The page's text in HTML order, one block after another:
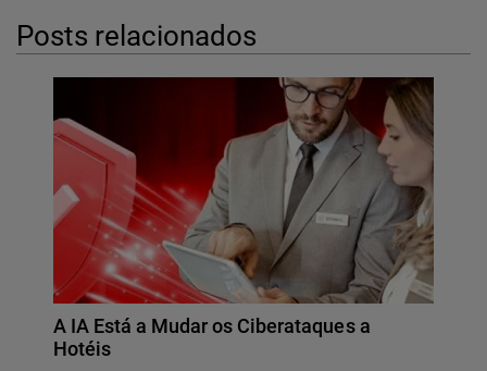
Posts relacionados
A IA Está a Mudar os Ciberataques a
Hotéis